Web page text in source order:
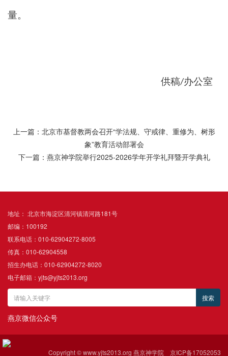
量。
供稿/办公室
上一篇：北京市基督教两会召开“学法规、守戒律、重修为、树形
象”教育活动部署会
下一篇：燕京神学院举行2025-2026学年开学礼拜暨开学典礼
地址： 北京市海淀区清河镇清河路181号
邮编：100192
联系电话：010-62904272-8005
传真：010-62904558
招生办电话：010-62904272-8020
电子邮箱：yjts@yjts2013.org
燕京微信公众号
Copyright © www.yjts2013.org 燕京神学院 京ICP备17052053